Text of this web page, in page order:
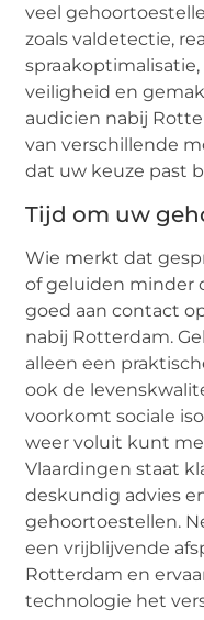
veel
zoals valdetectie,
veiligheid en
audicien nabij
van verschillende
dat uw keuze past
Tijd om uw
Wie merkt dat
of geluiden minder
goed aan contact
nabij Rotterdam.
alleen een
ook de
voorkomt sociale
weer voluit kunt
Vlaardingen staat
deskundig advies
gehoortoestellen.
een vrijblijvende
Rotterdam en
technologie het